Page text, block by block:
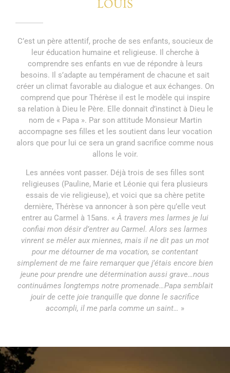
LOUIS
C’est un père attentif, proche de ses enfants, soucieux de
leur éducation humaine et religieuse. Il cherche à
comprendre ses enfants en vue de répondre à leurs
besoins. Il s’adapte au tempérament de chacune et sait
créer un climat favorable au dialogue et aux échanges. On
comprend que pour Thérèse il est le modèle qui inspire
sa relation à Dieu le Père. Elle donnait d’instinct à Dieu le
nom de « Papa ». Par son attitude Monsieur Martin
accompagne ses filles et les soutient dans leur vocation
alors que pour lui ce sera un grand sacrifice comme nous
allons le voir.
Les années vont passer. Déjà trois de ses filles sont
religieuses (Pauline, Marie et Léonie qui fera plusieurs
essais de vie religieuse), et voici que sa chère petite
dernière, Thérèse va annoncer à son père qu’elle veut
entrer au Carmel à 15ans. «À travers mes larmes je lui
confiai mon désir d’entrer au Carmel. Alors ses larmes
vinrent se mêler aux miennes, mais il ne dit pas un mot
pour me détourner de ma vocation, se contentant
simplement de me faire remarquer que j’étais encore bien
jeune pour prendre une détermination aussi grave…nous
continuâmes longtemps notre promenade…Papa semblait
jouir de cette joie tranquille que donne le sacrifice
accompli, il me parla comme un saint… »